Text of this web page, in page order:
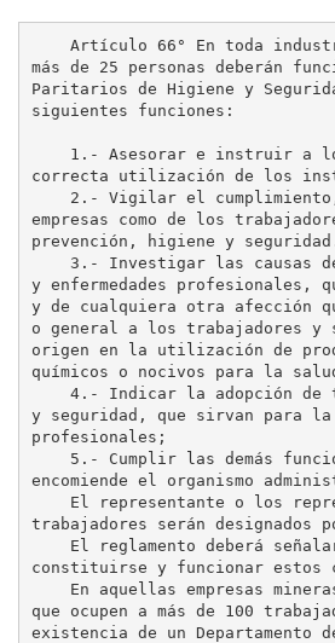
Artículo 66° En toda
más de 25 personas deberán
Paritarios de Higiene y
siguientes funciones:
1.- Asesorar e instruir a
correcta utilización de los
2.- Vigilar el
empresas como de los
prevención, higiene y
3.- Investigar las causas
y enfermedades profesionales,
y de cualquiera otra afección
o general a los trabajadores y
origen en la utilización de
químicos o nocivos para la
4.- Indicar la adopción de
y seguridad, que sirvan para
profesionales;
5.- Cumplir las demás
encomiende el organismo
El representante o los
trabajadores serán designados
El reglamento deberá
constituirse y funcionar estos
En aquellas empresas
que ocupen a más de 100
existencia de un Departamento